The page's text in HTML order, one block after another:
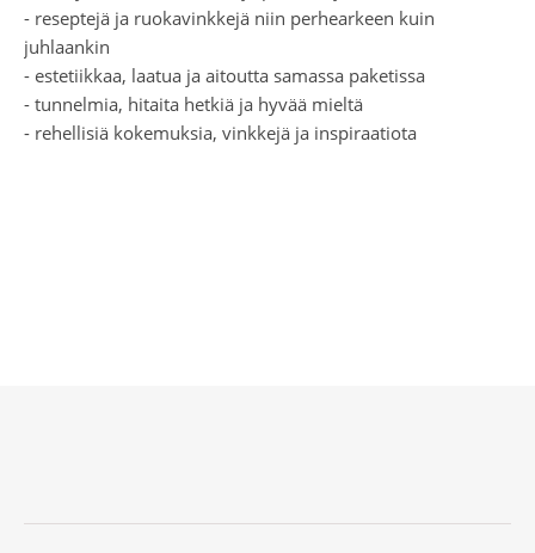
- reseptejä ja ruokavinkkejä niin perhearkeen kuin
juhlaankin
- estetiikkaa, laatua ja aitoutta samassa paketissa
- tunnelmia, hitaita hetkiä ja hyvää mieltä
- rehellisiä kokemuksia, vinkkejä ja inspiraatiota